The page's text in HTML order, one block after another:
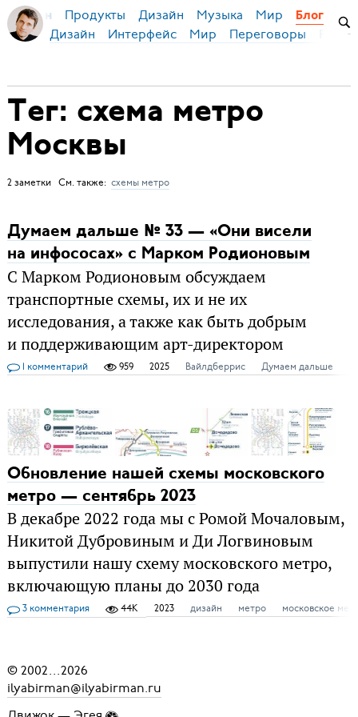
Бирман Продукты Дизайн Музыка Мир Блог
Дизайн Интерфейс Мир Переговоры
Тег: схема метро
Москвы
2 заметки См. также: схемы метро
Думаем дальше № 33 — «Они висели
на инфососах» c Марком Родионовым
С Марком Родионовым обсуждаем
транспортные схемы, их и не их
исследования, а также как быть добрым
и поддерживающим арт-директором
1 комментарий 959 2025 Вайлдберрис Думаем дальше
Обновление нашей схемы московского
метро — сентябрь 2023
В декабре 2022 года мы с Ромой Мочаловым,
Никитой Дубровиным и Ди Логвиновым
выпустили нашу схему московского метро,
включающую планы до 2030 года
3 комментария 44K 2023 дизайн метро московское
© 2002...2026
ilyabirman@ilyabirman.ru